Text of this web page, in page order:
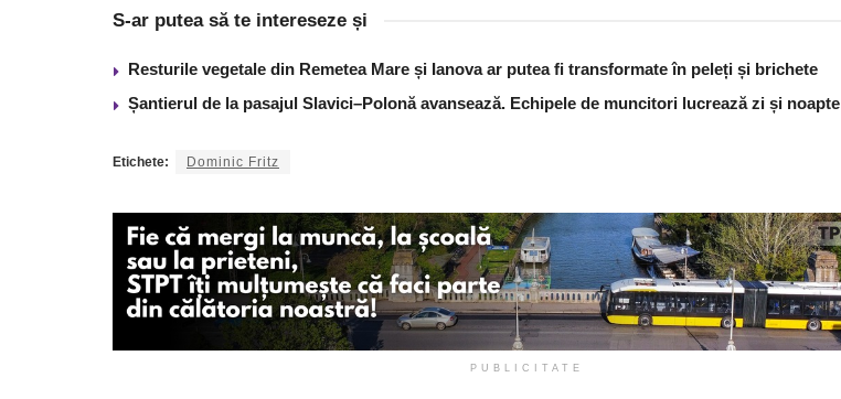
S-ar putea să te intereseze și
Resturile vegetale din Remetea Mare și Ianova ar putea fi transformate în peleți și brichete
Șantierul de la pasajul Slavici–Polonă avansează. Echipele de muncitori lucrează zi și noapte
Etichete: Dominic Fritz
PUBLICITATE